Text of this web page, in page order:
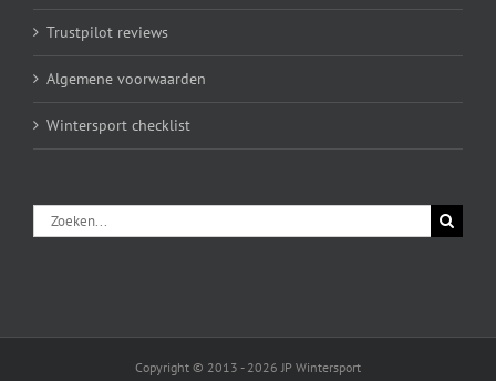
Trustpilot reviews
Algemene voorwaarden
Wintersport checklist
Zoeken
naar:
Copyright © 2013 - 2026 JP Wintersport